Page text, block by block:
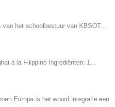
het schoolbestuur van KBSOT...
à la Filippino Ingrediënten: 1...
Europa is het woord integratie een...